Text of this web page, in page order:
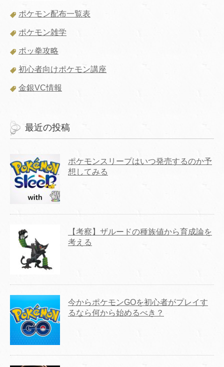
ポケモン配布一覧表
ポケモン雑学
ポッ拳攻略
初心者向けポケモン講座
金銀VC情報
最近の投稿
ポケモンスリープはいつ発売するのか予
想してみる
【考察】ザルードの種族値から育成論を
考える
今からポケモンGOを初心者がプレイす
るなら何から始めるべき？